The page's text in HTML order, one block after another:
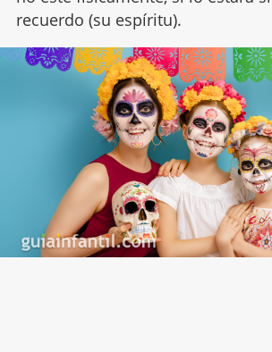
recuerdo (su espíritu).